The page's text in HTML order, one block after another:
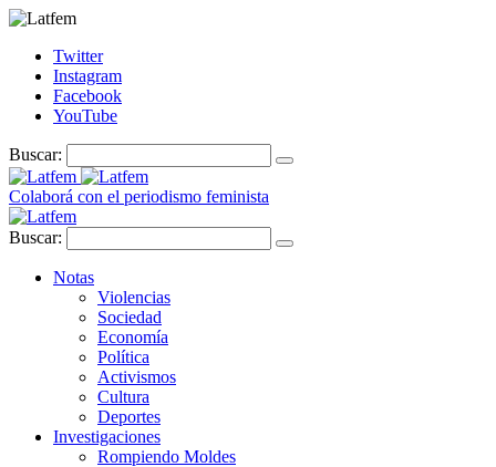
Twitter
Instagram
Facebook
YouTube
Buscar:
Colaborá con el periodismo feminista
Buscar:
Notas
Violencias
Sociedad
Economía
Política
Activismos
Cultura
Deportes
Investigaciones
Rompiendo Moldes